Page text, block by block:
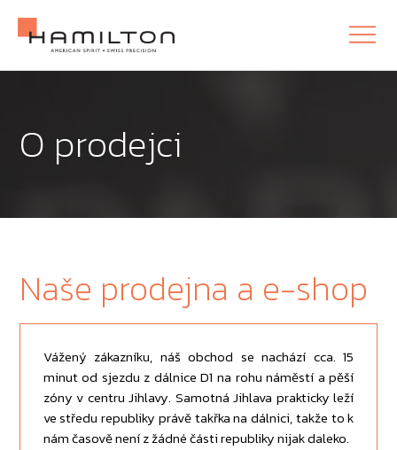
O prodejci
Naše prodejna a e-shop
Vážený zákazníku, náš obchod se nachází cca. 15
minut od sjezdu z dálnice D1 na rohu náměstí a pěší
zóny v centru Jihlavy. Samotná Jihlava prakticky leží
ve středu republiky právě takřka na dálnici, takže to k
nám časově není z žádné části republiky nijak daleko.